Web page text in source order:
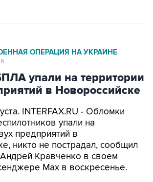
ОПЕРАЦИЯ НА УКРАИНЕ
упали на территории
в Новороссийске
INTERFAX.RU - Обломки
упали на
предприятий в
никто не пострадал, сообщил
Кравченко в своем
Max в воскресенье.